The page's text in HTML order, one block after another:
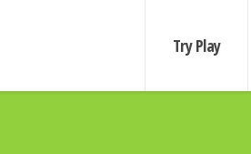
Try Play